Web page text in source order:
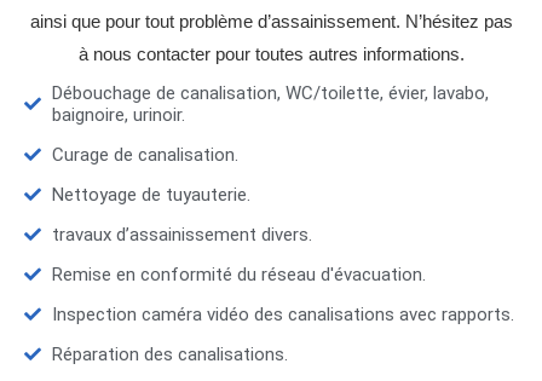
ainsi que pour tout problème d’assainissement. N’hésitez pas
à nous contacter pour toutes autres informations.
Débouchage de canalisation, WC/toilette, évier, lavabo,
baignoire, urinoir.
Curage de canalisation.
Nettoyage de tuyauterie.
travaux d’assainissement divers.
Remise en conformité du réseau d'évacuation.
Inspection caméra vidéo des canalisations avec rapports.
Réparation des canalisations.